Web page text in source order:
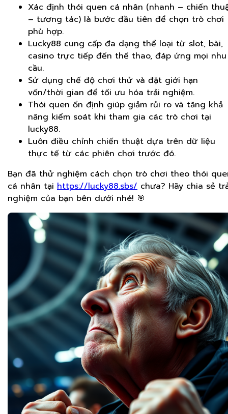
Xác định thói quen cá nhân (nhanh – chiến
– tương tác) là bước đầu tiên để chọn trò chơi
phù hợp.
Lucky88 cung cấp đa dạng thể loại từ slot, bài,
casino trực tiếp đến thể thao, đáp ứng mọi nhu
cầu.
Sử dụng chế độ chơi thử và đặt giới hạn
vốn/thời gian để tối ưu hóa trải nghiệm.
Thói quen ổn định giúp giảm rủi ro và tăng khả
năng kiểm soát khi tham gia các trò chơi tại
lucky88.
Luôn điều chỉnh chiến thuật dựa trên dữ liệu
thực tế từ các phiên chơi trước đó.
Bạn đã thử nghiệm cách chọn trò chơi theo thói
cá nhân tại https://lucky88.sbs/ chưa? Hãy chia sẻ
nghiệm của bạn bên dưới nhé! 🎯